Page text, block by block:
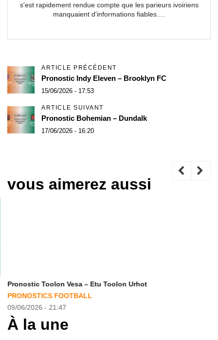
s'est rapidement rendue compte que les parieurs ivoiriens
manquaient d'informations fiables.…
ARTICLE PRÉCÉDENT
Pronostic Indy Eleven – Brooklyn FC
15/06/2026 - 17:53
ARTICLE SUIVANT
Pronostic Bohemian – Dundalk
17/06/2026 - 16:20
vous aimerez aussi
Pronostic Toolon Vesa – Etu Toolon Urhot
PRONOSTICS FOOTBALL
09/06/2026 - 21:47
À la une